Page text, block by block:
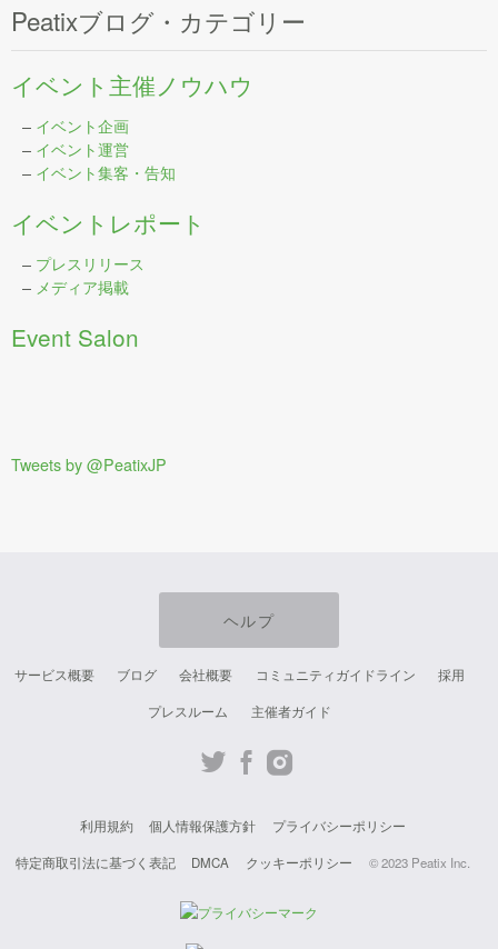
Peatixブログ・カテゴリー
イベント主催ノウハウ
– イベント企画
– イベント運営
– イベント集客・告知
イベントレポート
– プレスリリース
– メディア掲載
Event Salon
Tweets by @PeatixJP
ヘルプ
サービス概要 ブログ 会社概要 コミュニティガイドライン 採用
プレスルーム 主催者ガイド
ok
am
利用規約 個人情報保護方針 プライバシーポリシー
特定商取引法に基づく表記 DMCA クッキーポリシー © 2023 Peatix Inc.